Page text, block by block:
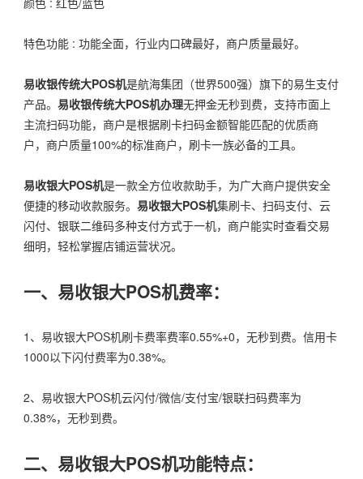
特色功能 : 功能全面，行业内口碑最好，商户质量最好。
易收银传统大POS机是航海集团（世界500强）旗下的易生支付
产品。 易收银传统大POS机办理无押金无秒到费，支持市面上
主流扫码功能，商户是根据刷卡扫码金额智能匹配的优质商
户，商户质量100%的标准商户，刷卡一族必备的工具。
易收银大POS机是一款全方位收款助手，为广大商户提供安全
便捷的移动收款服务。 易收银大POS机集刷卡、扫码支付、云
闪付、银联二维码多种支付方式于一机，商户能实时查看交易
细明，轻松掌握店铺运营状况。
一、易收银大POS机费率：
1、易收银大POS机刷卡费率费率0.55%+0，无秒到费。信用卡
1000以下闪付费率为0.38%。
2、易收银大POS机云闪付/微信/支付宝/银联扫码费率为
0.38%，无秒到费。
二、易收银大POS机功能特点：